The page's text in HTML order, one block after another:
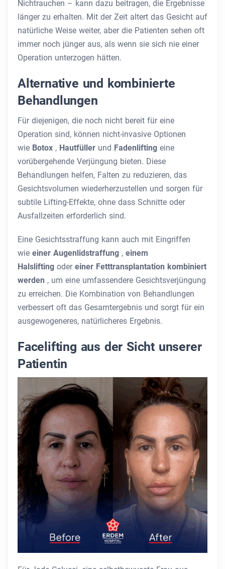
Nichtrauchen – kann dazu beitragen, die Ergebnisse
länger zu erhalten. Mit der Zeit altert das Gesicht auf
natürliche Weise weiter, aber die Patienten sehen oft
immer noch jünger aus, als wenn sie sich nie einer
Operation unterzogen hätten.
Alternative und kombinierte
Behandlungen
Für diejenigen, die noch nicht bereit für eine
Operation sind, können nicht-invasive Optionen
wie Botox , Hautfüller und Fadenlifting eine
vorübergehende Verjüngung bieten. Diese
Behandlungen helfen, Falten zu reduzieren, das
Gesichtsvolumen wiederherzustellen und sorgen für
subtile Lifting-Effekte, ohne dass Schnitte oder
Ausfallzeiten erforderlich sind.
Eine Gesichtsstraffung kann auch mit Eingriffen
wie einer Augenlidstraffung , einem
Halslifting oder einer Fetttransplantation kombiniert
werden , um eine umfassendere Gesichtsverjüngung
zu erreichen. Die Kombination von Behandlungen
verbessert oft das Gesamtergebnis und sorgt für ein
ausgewogeneres, natürlicheres Ergebnis.
Facelifting aus der Sicht unserer
Patientin